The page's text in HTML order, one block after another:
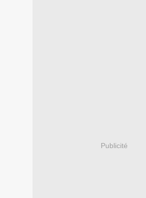
Publicité